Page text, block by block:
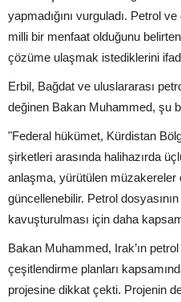
yapmadığını vurguladı. Petrol
milli bir menfaat olduğunu
çözüme ulaşmak istediklerini
Erbil, Bağdat ve uluslararası
değinen Bakan Muhammed, şu
"Federal hükümet, Kürdistan
şirketleri arasında halihazırda
anlaşma, yürütülen müzakereler
güncellenebilir. Petrol
kavuşturulması için daha
Bakan Muhammed, Irak’ın
çeşitlendirme planları
projesine dikkat çekti. Projenin